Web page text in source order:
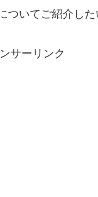
いてご紹介した
サーリンク